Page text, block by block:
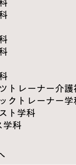
トレーナー介
クトレーナー
ト学科
科